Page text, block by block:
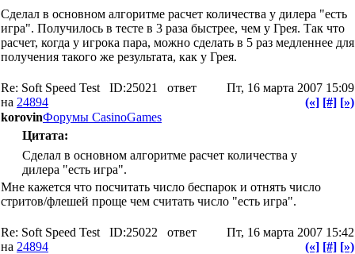
Сделал в основном алгоритме расчет количества у дилера "есть
игра". Получилось в тесте в 3 раза быстрее, чем у Грея. Так что
расчет, когда у игрока пара, можно сделать в 5 раз медленнее для
получения такого же результата, как у Грея.
Re: Soft Speed Test ID:25021
ответ
на 24894
Пт, 16 марта 2007 15:09
(«] [#] [»)
korovinФорумы CasinoGames
Цитата:
Сделал в основном алгоритме расчет количества у
дилера "есть игра".
Мне кажется что посчитать число беспарок и отнять число
стритов/флешей проще чем считать число "есть игра".
Re: Soft Speed Test ID:25022 ответ
на 24894
Пт, 16 марта 2007 15:42
(«] [#] [»)